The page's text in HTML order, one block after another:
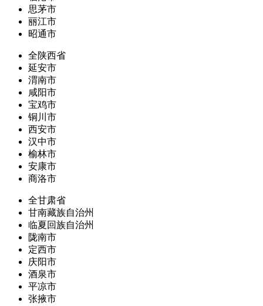
思茅市
丽江市
昭通市
全陕西省
延安市
渭南市
咸阳市
宝鸡市
铜川市
西安市
汉中市
榆林市
安康市
商洛市
全甘肃省
甘南藏族自治州
临夏回族自治州
陇南市
定西市
庆阳市
酒泉市
平凉市
张掖市